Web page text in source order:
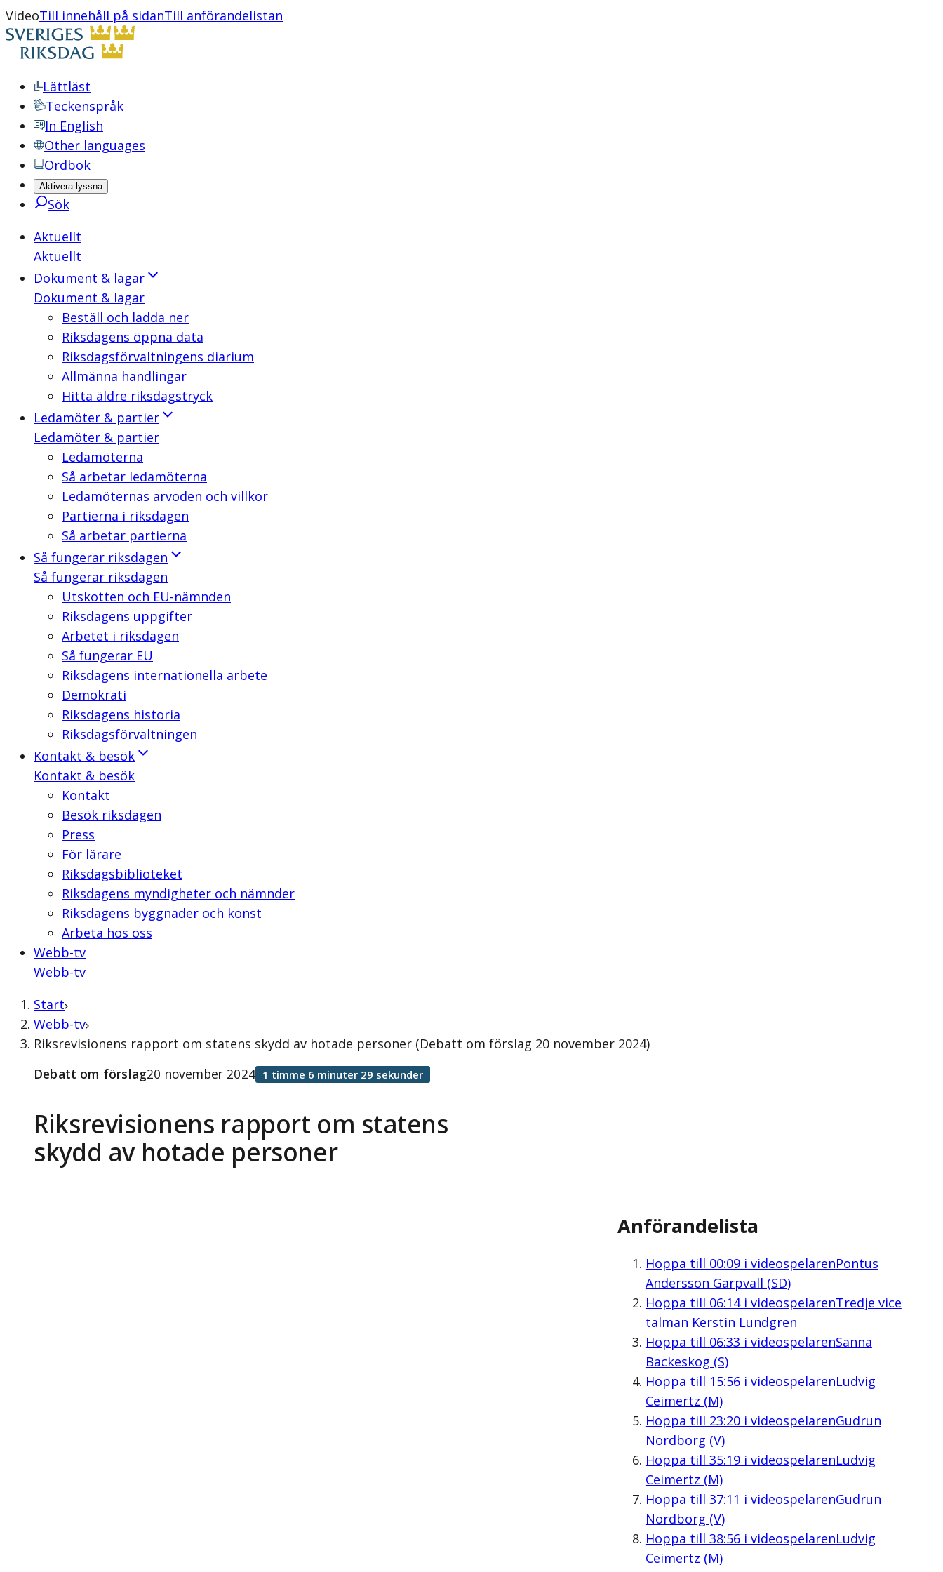
VideoTill innehåll på sidanTill anförandelistan
Lättläst
Teckenspråk
In English
Other languages
Ordbok
Aktivera lyssna
Sök
Aktuellt
Aktuellt
Dokument & lagar
Dokument & lagar
Beställ och ladda ner
Riksdagens öppna data
Riksdagsförvaltningens diarium
Allmänna handlingar
Hitta äldre riksdagstryck
Ledamöter & partier
Ledamöter & partier
Ledamöterna
Så arbetar ledamöterna
Ledamöternas arvoden och villkor
Partierna i riksdagen
Så arbetar partierna
Så fungerar riksdagen
Så fungerar riksdagen
Utskotten och EU-nämnden
Riksdagens uppgifter
Arbetet i riksdagen
Så fungerar EU
Riksdagens internationella arbete
Demokrati
Riksdagens historia
Riksdagsförvaltningen
Kontakt & besök
Kontakt & besök
Kontakt
Besök riksdagen
Press
För lärare
Riksdagsbiblioteket
Riksdagens myndigheter och nämnder
Riksdagens byggnader och konst
Arbeta hos oss
Webb-tv
Webb-tv
Start
Webb-tv
Riksrevisionens rapport om statens skydd av hotade personer (Debatt om förslag 20 november 2024)
Riksrevisionens rapport om statens
skydd av hotade personer
Debatt om förslag20 november 2024 1 timme 6 minuter 29 sekunder
Anförandelista
Hoppa till 00:09i videospelarenPontus
Andersson Garpvall (SD)
Hoppa till 06:14i videospelarenTredje vice
talman Kerstin Lundgren
Hoppa till 06:33 i videospelarenSanna
Backeskog (S)
Hoppa till 15:56i videospelarenLudvig
Ceimertz (M)
Hoppa till 23:20i videospelarenGudrun
Nordborg (V)
Hoppa till 35:19i videospelarenLudvig
Ceimertz (M)
Hoppa till 37:11 i videospelarenGudrun
Nordborg (V)
Hoppa till 38:56i videospelarenLudvig
Ceimertz (M)